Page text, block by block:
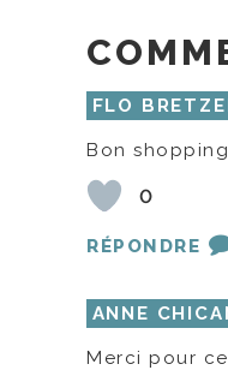
FLO
Bon
0
RÉPONDRE
ANNE
Merci pour